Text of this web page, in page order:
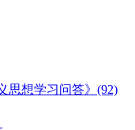
思想学习问答》(92)